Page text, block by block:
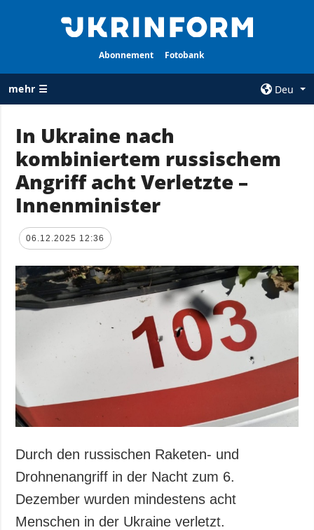
Abonnement Fotobank
mehr ☰
Deu
ALLE
RUBRIKEN
Krieg
Wiederaufbau
der Ukraine
Politik
Wirtschaft
Militär
Gesellschaft und
Sport
Notstand und
Notfälle
AGENTUR
Über uns
und zum Schutz
personenbezogener
Daten
ZUSÄTZLICH
Veröffentlichungen
Interview
Fotos
LEISTUNGEN
Abonnement
Fotobank
In Ukraine nach
kombiniertem russischem
Angriff acht Verletzte –
Innenminister
06.12.2025 12:36
Durch den russischen Raketen- und
Drohnenangriff in der Nacht zum 6.
Dezember wurden mindestens acht
Menschen in der Ukraine verletzt.